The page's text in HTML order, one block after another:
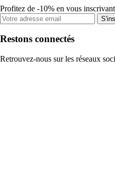
Profitez de -10% en vous
Restons connectés
Retrouvez-nous sur les réseaux